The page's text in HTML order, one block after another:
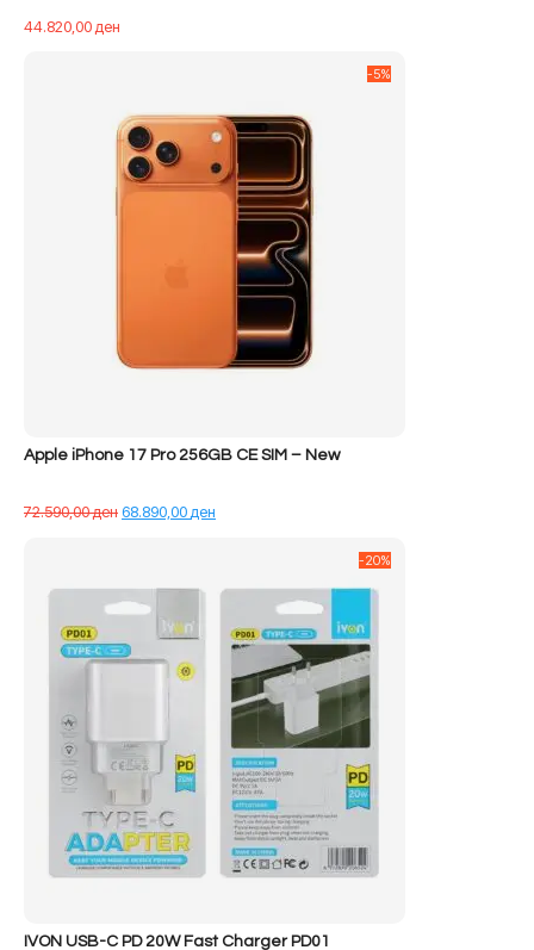
44.820,00ден
Apple iPhone 17 Pro 256GB CE SIM – New
72.590,00денÇmimi
68.890,00ден
68.890,00 ден.
-5%
IVON USB-C PD 20W Fast Charger PD01
-20%